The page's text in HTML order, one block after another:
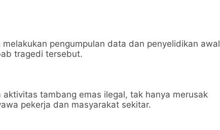
pengumpulan data dan penyelidikan awal
tragedi tersebut.
tambang emas ilegal, tak hanya merusak
pekerja dan masyarakat sekitar.